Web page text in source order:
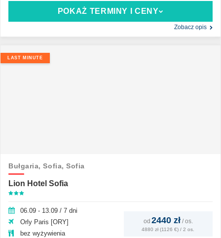
POKAŻ TERMINY I CENY
Zobacz opis
LAST MINUTE
Bułgaria,Sofia,Sofia
Lion Hotel Sofia
06.09 - 13.09 / 7 dni
Orly Paris [ORY]
bez wyżywienia
od 2440 zł / os.
4880 zł (1126 €) / 2 os.